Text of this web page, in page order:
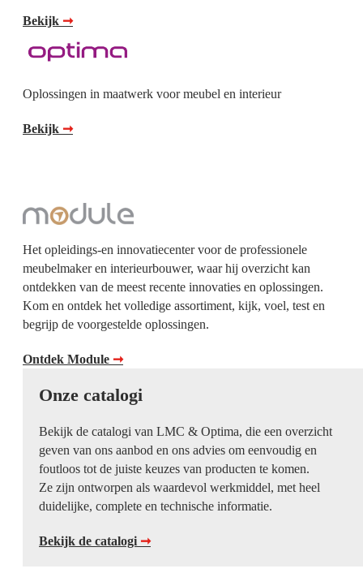
Bekijk ➞
Oplossingen in maatwerk voor meubel en interieur
Bekijk ➞
Onze catalogi
Bekijk de catalogi van LMC & Optima, die een overzicht
geven van ons aanbod en ons advies om eenvoudig en
foutloos tot de juiste keuzes van producten te komen.
Ze zijn ontworpen als waardevol werkmiddel, met heel
duidelijke, complete en technische informatie.
Bekijk de catalogi ➞
Het opleidings-en innovatiecenter voor de professionele
meubelmaker en interieurbouwer, waar hij overzicht kan
ontdekken van de meest recente innovaties en oplossingen.
Kom en ontdek het volledige assortiment, kijk, voel, test en
begrijp de voorgestelde oplossingen.
Ontdek Module ➞